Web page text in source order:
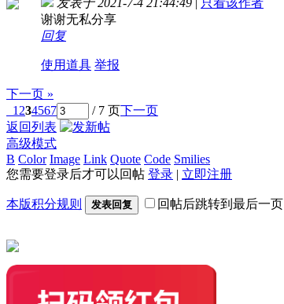
发表于 2021-7-4 21:44:49 | 只看该作者
谢谢无私分享
回复
使用道具 举报
下一页 »
1 234567 / 7 页下一页
返回列表
高级模式
B Color Image Link Quote Code Smilies
您需要登录后才可以回帖 登录 | 立即注册
本版积分规则 发表回复 回帖后跳转到最后一页